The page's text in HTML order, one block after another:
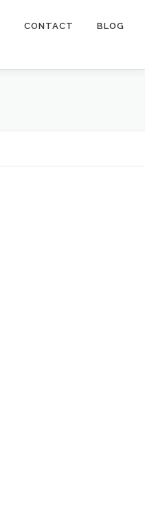
CONTACT BLOG